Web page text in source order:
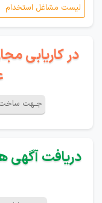
لیست مشاغل استخدام
در کاریابی
جـهت ساخت
دریافت آگهی